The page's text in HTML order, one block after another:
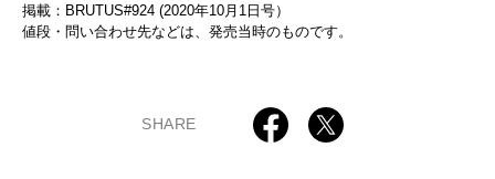
掲載：BRUTUS#924 (2020年10月1日号）
値段・問い合わせ先などは、発売当時のものです。
SHARE